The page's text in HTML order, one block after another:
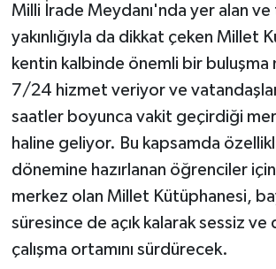
Milli İrade Meydanı'nda yer alan
yakınlığıyla da dikkat çeken Millet
kentin kalbinde önemli bir buluşma
7/24 hizmet veriyor ve
saatler boyunca vakit geçirdiği
haline geliyor. Bu kapsamda
dönemine hazırlanan öğrenciler
merkez olan Millet Kütüphanesi,
süresince de açık kalarak sessiz ve
çalışma ortamını sürdürecek.